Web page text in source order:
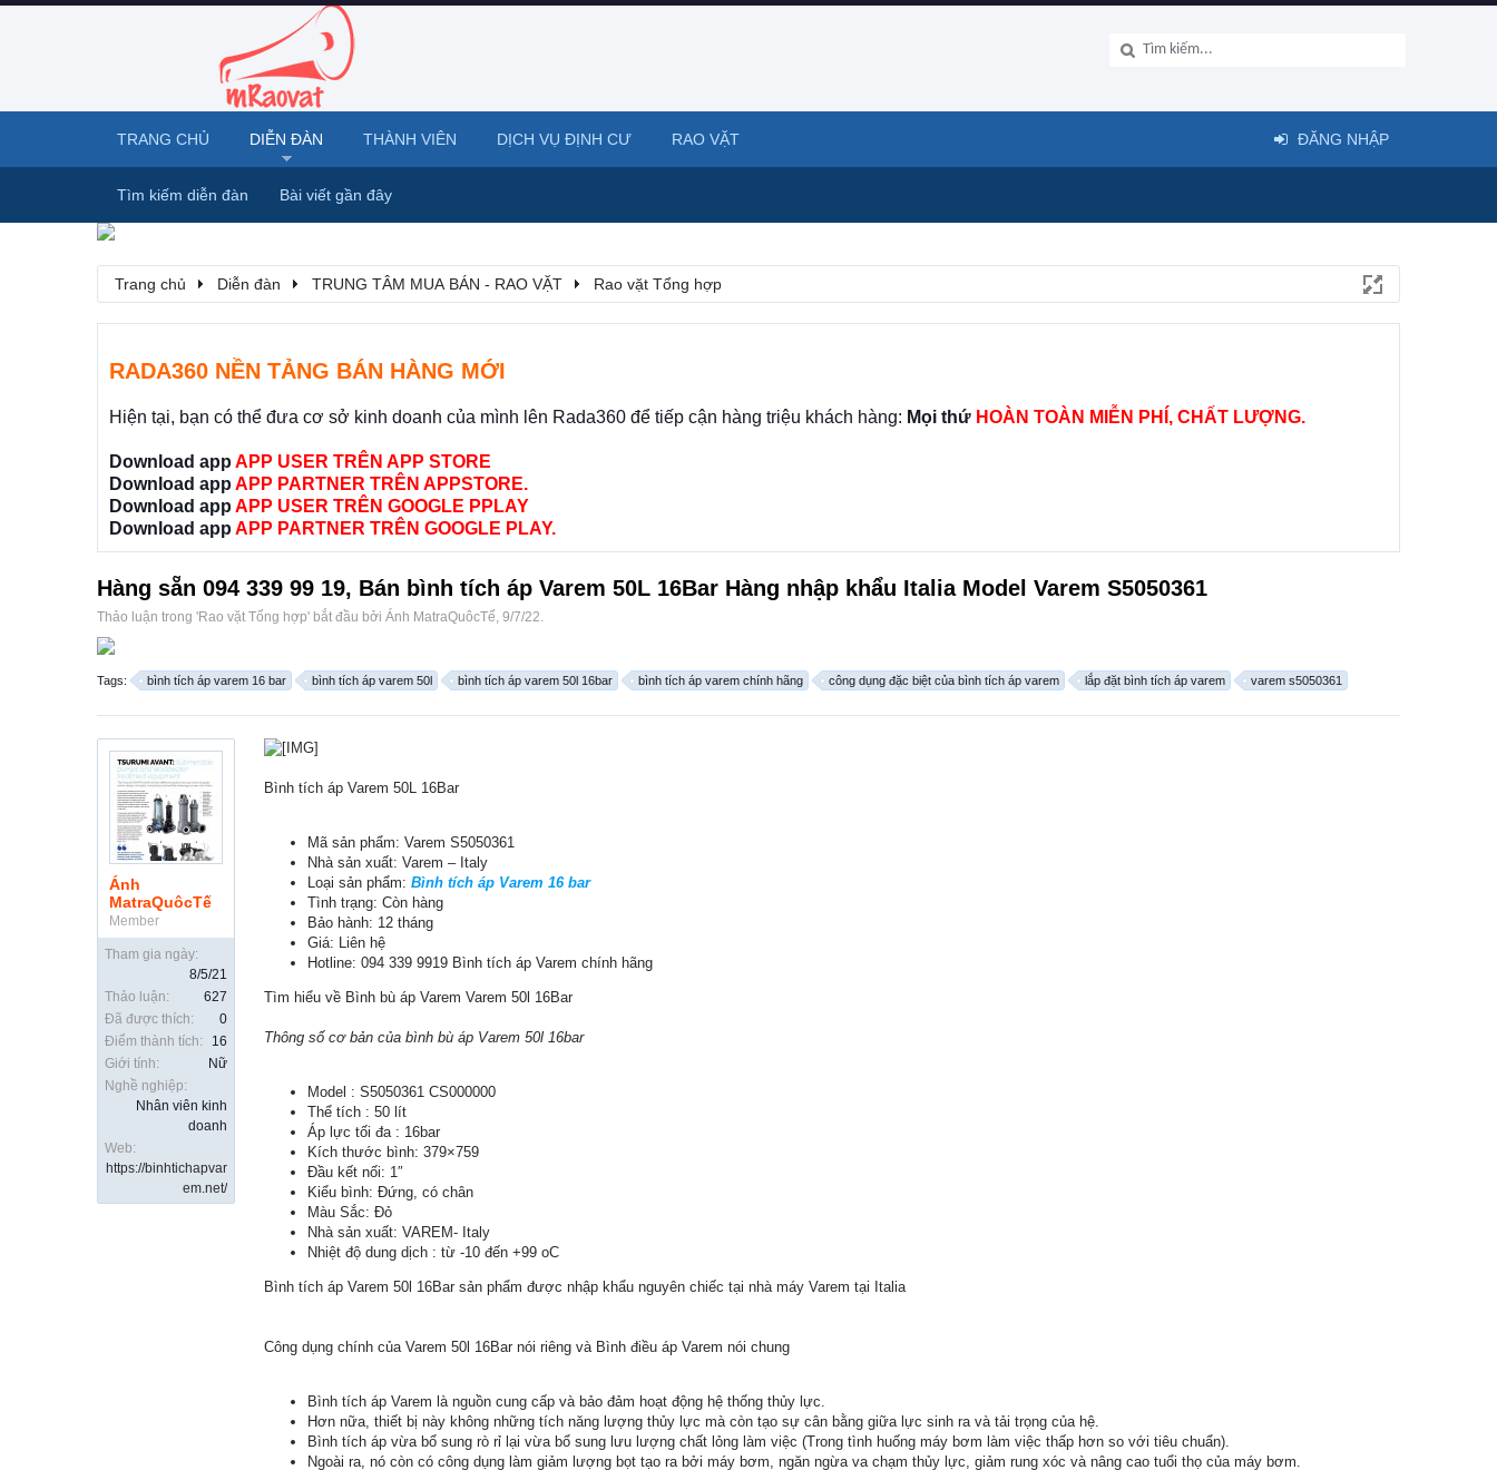
Trang chủ Diễn đàn TRUNG TÂM MUA BÁN - RAO VẶT Rao vặt Tổng hợp
RADA360 NỀN TẢNG BÁN HÀNG MỚI
Hiện tại, bạn có thể đưa cơ sở kinh doanh của mình lên Rada360 để tiếp cận hàng triệu khách hàng: Mọi thứ HOÀN TOÀN MIỄN PHÍ, CHẤT LƯỢNG.
Download app APP USER TRÊN APP STORE
Download app APP PARTNER TRÊN APPSTORE.
Download app APP USER TRÊN GOOGLE PPLAY
Download app APP PARTNER TRÊN GOOGLE PLAY.
Hàng sẵn 094 339 99 19, Bán bình tích áp Varem 50L 16Bar Hàng nhập khẩu Italia Model Varem S5050361
Thảo luận trong 'Rao vặt Tổng hợp' bắt đầu bởi Ánh MatraQuôcTế, 9/7/22.
Tags: bình tích áp varem 16 bar bình tích áp varem 50l bình tích áp varem 50l 16bar bình tích áp varem chính hãng công dụng đặc biệt của bình tích áp varem lắp đặt bình tích áp varem varem s5050361
Ánh
MatraQuôcTế
Member
Tham gia ngày:
8/5/21
Thảo luận:
627
Đã được thích:
0
Điểm thành tích:
16
Giới tính:
Nữ
Nghề nghiệp:
Nhân viên kinh
doanh
Web:
https://binhtichapvar
em.net/
Bình tích áp Varem 50L 16Bar
Mã sản phẩm: Varem S5050361
Nhà sản xuất: Varem – Italy
Loại sản phẩm: Bình tích áp Varem 16 bar
Tình trạng: Còn hàng
Bảo hành: 12 tháng
Giá: Liên hệ
Hotline: 094 339 9919 Bình tích áp Varem chính hãng
Tìm hiểu về Bình bù áp Varem Varem 50l 16Bar
Thông số cơ bản của bình bù áp Varem 50l 16bar
Model : S5050361 CS000000
Thể tích : 50 lít
Áp lực tối đa : 16bar
Kích thước bình: 379×759
Đầu kết nối: 1″
Kiểu bình: Đứng, có chân
Màu Sắc: Đỏ
Nhà sản xuất: VAREM- Italy
Nhiệt độ dung dịch : từ -10 đến +99 oC
Bình tích áp Varem 50l 16Bar sản phẩm được nhập khẩu nguyên chiếc tại nhà máy Varem tại Italia
Công dụng chính của Varem 50l 16Bar nói riêng và Bình điều áp Varem nói chung
Bình tích áp Varem là nguồn cung cấp và bảo đảm hoạt động hệ thống thủy lực.
Hơn nữa, thiết bị này không những tích năng lượng thủy lực mà còn tạo sự cân bằng giữa lực sinh ra và tải trọng của hệ.
Bình tích áp vừa bổ sung rò rỉ lại vừa bổ sung lưu lượng chất lỏng làm việc (Trong tình huống máy bơm làm việc thấp hơn so với tiêu chuẩn).
Ngoài ra, nó còn có công dụng làm giảm lượng bọt tạo ra bởi máy bơm, ngăn ngừa va chạm thủy lực, giảm rung xóc và nâng cao tuổi thọ của máy bơm.
TRANG CHỦ DIỄN ĐÀN
Tìm kiếm diễn đàn Bài viết gần đây
THÀNH VIÊN DỊCH VỤ ĐỊNH CƯ RAO VẶT ĐĂNG NHẬP